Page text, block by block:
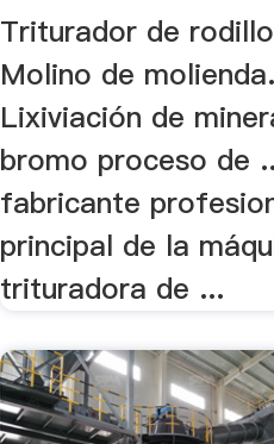
Triturador de
Molino de
Lixiviación de
bromo proceso de
fabricante
principal de la
trituradora de ...